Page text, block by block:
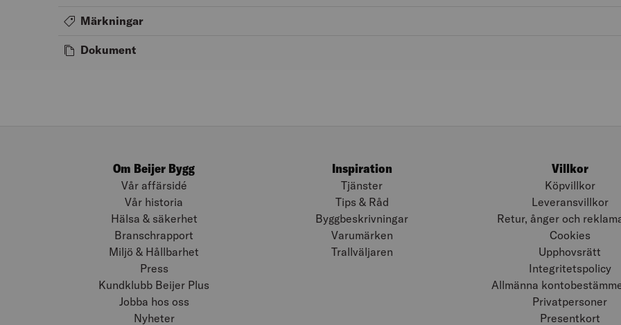
Märkningar
Dokument
Om Beijer Bygg
Vår affärsidé
Vår historia
Hälsa & säkerhet
Branschrapport
Miljö & Hållbarhet
Press
Kundklubb Beijer Plus
Jobba hos oss
Nyheter
Inspiration
Tjänster
Tips & Råd
Byggbeskrivningar
Varumärken
Trallväljaren
Villkor
Köpvillkor
Leveransvillkor
Retur, ånger och
Cookies
Upphovsrätt
Integritetspolicy
Allmänna
Privatpersoner
Presentkort